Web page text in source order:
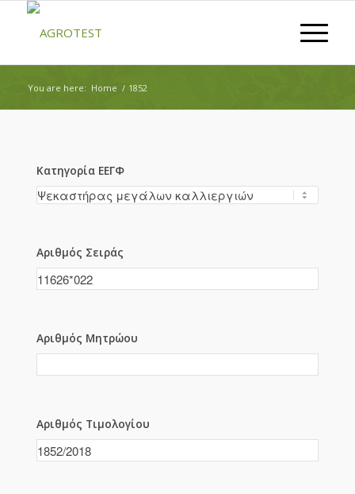
You are here: Home / 1852
Κατηγορία ΕΕΓΦ
Αριθμός Σειράς
Αριθμός Μητρώου
Αριθμός Τιμολογίου